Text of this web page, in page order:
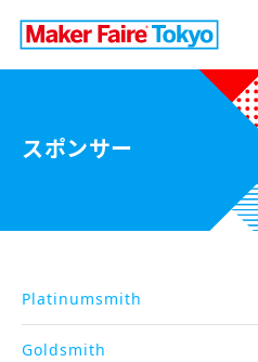
スポンサー
Platinumsmith
Goldsmith